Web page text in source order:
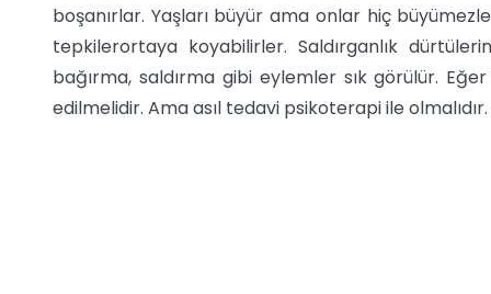
boşanırlar. Yaşları büyür ama onlar hiç
tepkilerortaya koyabilirler. Saldırganlık
bağırma, saldırma gibi eylemler sık görülür.
edilmelidir. Ama asıl tedavi psikoterapi ile